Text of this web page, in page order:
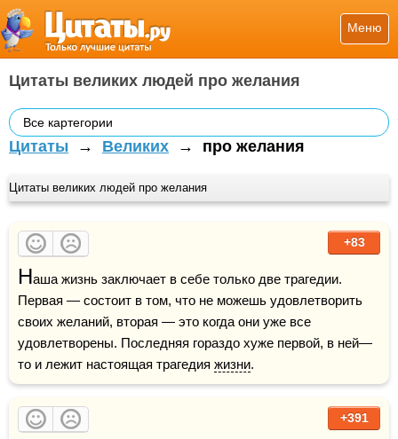
Меню
Цитаты великих людей про желания
Все картегории
Цитаты → Великих → про желания
Цитаты великих людей про желания
+83
Наша жизнь заключает в себе только две трагедии.
Первая — состоит в том, что не можешь удовлетворить
своих желаний, вторая — это когда они уже все
удовлетворены. Последняя гораздо хуже первой, в ней—
то и лежит настоящая трагедия жизни.
+391